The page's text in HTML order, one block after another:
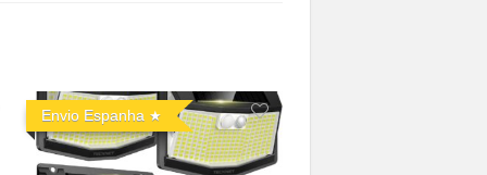
Envio Espanha